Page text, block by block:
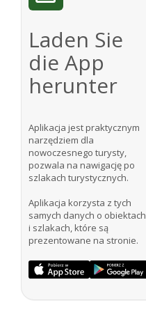
Laden Sie
die App
herunter
Aplikacja jest praktycznym
narzędziem dla
nowoczesnego turysty,
pozwala na nawigację po
szlakach turystycznych.
Aplikacja korzysta z tych
samych danych o obiektach
i szlakach, które są
prezentowane na stronie.